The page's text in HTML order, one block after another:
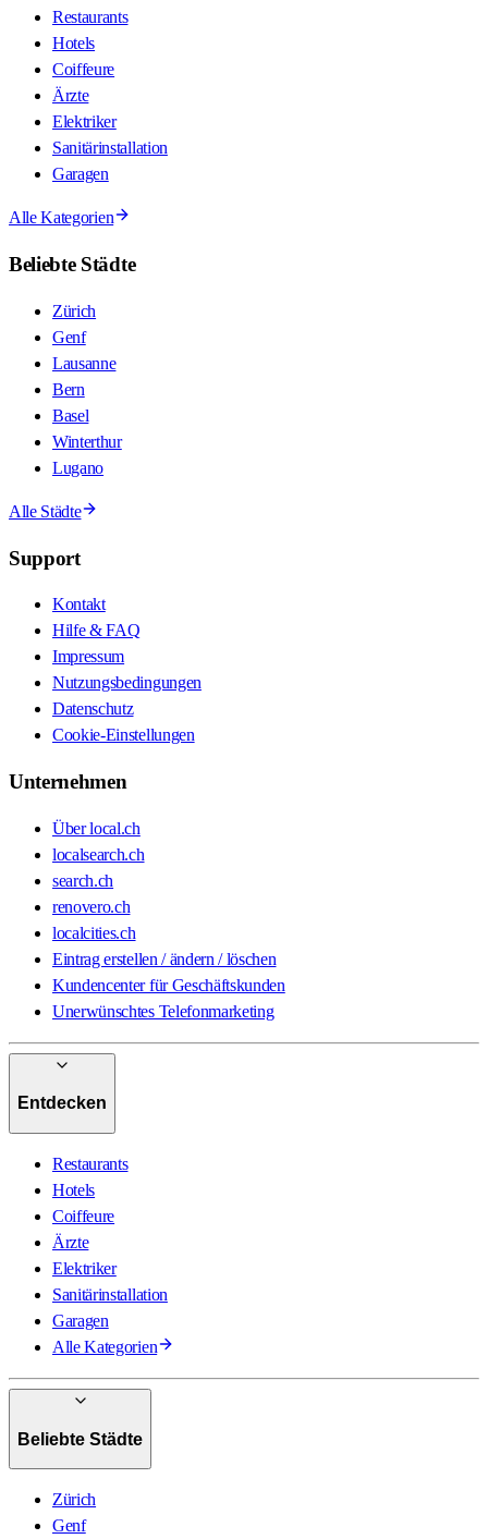
Restaurants
Hotels
Coiffeure
Ärzte
Elektriker
Sanitärinstallation
Garagen
Alle Kategorien
Beliebte Städte
Zürich
Genf
Lausanne
Bern
Basel
Winterthur
Lugano
Alle Städte
Support
Kontakt
Hilfe & FAQ
Impressum
Nutzungsbedingungen
Datenschutz
Cookie-Einstellungen
Unternehmen
Über local.ch
localsearch.ch
search.ch
renovero.ch
localcities.ch
Eintrag erstellen / ändern / löschen
Kundencenter für Geschäftskunden
Unerwünschtes Telefonmarketing
Entdecken
Restaurants
Hotels
Coiffeure
Ärzte
Elektriker
Sanitärinstallation
Garagen
Alle Kategorien
Beliebte Städte
Zürich
Genf